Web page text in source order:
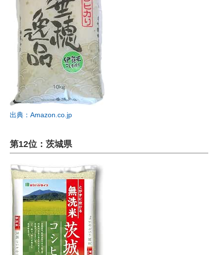
出典：Amazon.co.jp
第12位：茨城県